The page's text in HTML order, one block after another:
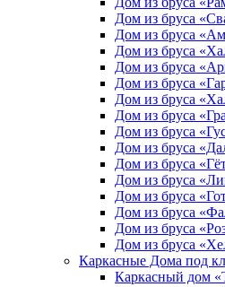
Дом из бруса
Дом из бруса
Дом из бруса
Дом из бруса
Дом из бруса
Дом из бруса
Дом из бруса
Дом из бруса
Дом из бруса
Дом из бруса
Дом из бруса
Дом из бруса
Дом из бруса
Дом из бруса
Дом из бруса
Каркасные Дома под
Каркасный дом